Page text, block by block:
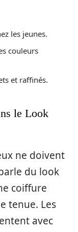
les jeunes.
couleurs
et raffinés.
le Look
ne doivent
du look
coiffure
tenue. Les
avec